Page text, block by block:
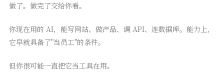
做了。做完了交给你看。
你现在用的 AI，能写网站、做产品、调 API、连数据库。能力上，
它早就具备了"当员工"的条件。
但你很可能一直把它当工具在用。